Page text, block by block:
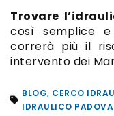
Trovare
così semplice
correrà più il
intervento dei
BLOG, CERCO
IDRAULICO PADOVA